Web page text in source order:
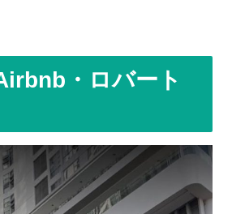
・ロバート